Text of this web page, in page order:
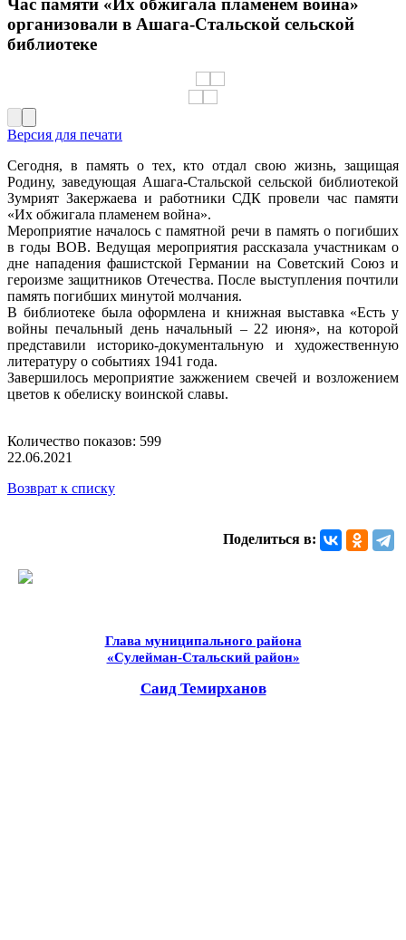
Час памяти «Их обжигала пламенем война»
организовали в Ашага-Стальской сельской
библиотеке
Версия для печати
Сегодня, в память о тех, кто отдал свою жизнь, защищая
Родину, заведующая Ашага-Стальской сельской библиотекой
Зумрият Закержаева и работники СДК провели час памяти
«Их обжигала пламенем война».
Мероприятие началось с памятной речи в память о погибших
в годы ВОВ. Ведущая мероприятия рассказала участникам о
дне нападения фашистской Германии на Советский Союз и
героизме защитников Отечества. После выступления почтили
память погибших минутой молчания.
В библиотеке была оформлена и книжная выставка «Есть у
войны печальный день начальный – 22 июня», на которой
представили историко-документальную и художественную
литературу о событиях 1941 года.
Завершилось мероприятие зажжением свечей и возложением
цветов к обелиску воинской славы.
Количество показов: 599
22.06.2021
Возврат к списку
Поделиться в:
Глава муниципального района
«Сулейман-Стальский район»
Саид Темирханов